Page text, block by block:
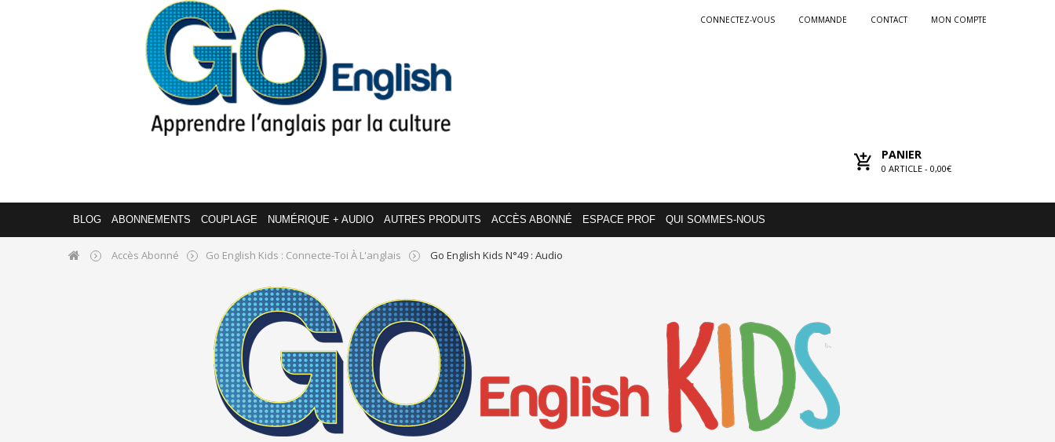
MON COMPTE
CONTACT
COMMANDE
CONNECTEZ-VOUS
PANIER
0 ARTICLE - 0,00€
BLOG ABONNEMENTS COUPLAGE NUMÉRIQUE + AUDIO AUTRES PRODUITS ACCÈS ABONNÉ ESPACE PROF QUI SOMMES-NOUS
Accès Abonné Go English Kids : Connecte-Toi À L'anglais Go English Kids N°49 : Audio